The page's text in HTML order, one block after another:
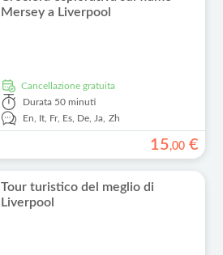
Mersey a Liverpool
Cancellazione gratuita
Durata 50 minuti
En,
It, Fr, Es, De, Ja, Zh
15,00 €
Tour turistico del meglio di
Liverpool